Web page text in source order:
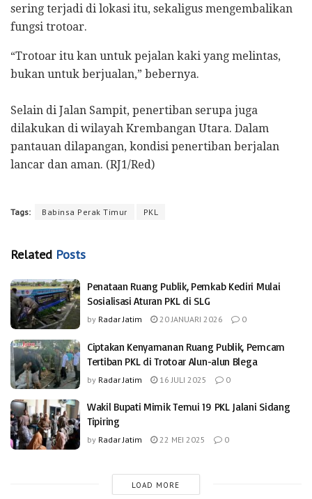
sering terjadi di lokasi itu, sekaligus mengembalikan
fungsi trotoar.
“Trotoar itu kan untuk pejalan kaki yang melintas,
bukan untuk berjualan,” bebernya.
Selain di Jalan Sampit, penertiban serupa juga
dilakukan di wilayah Krembangan Utara. Dalam
pantauan dilapangan, kondisi penertiban berjalan
lancar dan aman. (RJ1/Red)
Tags: Babinsa Perak Timur PKL
Related Posts
Penataan Ruang Publik, Pemkab Kediri Mulai
Sosialisasi Aturan PKL di SLG
by Radar Jatim 20 JANUARI 2026 0
Ciptakan Kenyamanan Ruang Publik, Pemcam
Tertiban PKL di Trotoar Alun-alun Blega
by Radar Jatim 16 JULI 2025 0
Wakil Bupati Mimik Temui 19 PKL Jalani Sidang
Tipiring
by Radar Jatim 22 MEI 2025 0
LOAD MORE